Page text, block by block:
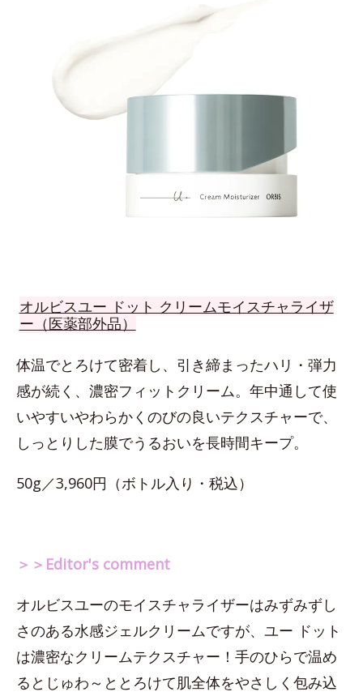
オルビスユー ドット クリームモイスチャライザ
ー（医薬部外品）
体温でとろけて密着し、引き締まったハリ・弾力
感が続く、濃密フィットクリーム。年中通して使
いやすいやわらかくのびの良いテクスチャーで、
しっとりした膜でうるおいを長時間キープ。
50g／3,960円（ボトル入り・税込）
＞＞Editor's comment
オルビスユーのモイスチャライザーはみずみずし
さのある水感ジェルクリームですが、ユー ドット
は濃密なクリームテクスチャー！手のひらで温め
るとじゅわ～ととろけて肌全体をやさしく包み込